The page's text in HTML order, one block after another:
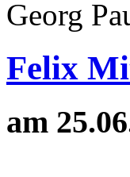
Felix
am